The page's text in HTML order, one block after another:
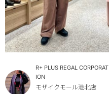
R+ PLUS REGAL CORPORAT
ION
モザイクモール港北店